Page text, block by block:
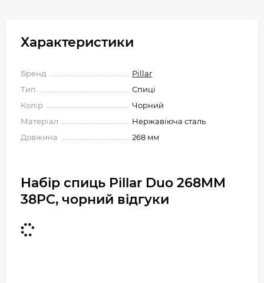
Характеристики
Бренд
Pillar
Тип
Спиці
Колір
Чорний
Матеріал
Нержавіюча сталь
Довжина
268 мм
Набір спиць Pillar Duo 268MM
38PC, чорний відгуки